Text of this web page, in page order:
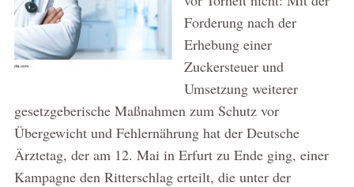
Forderung nach der
Erhebung einer
Zuckersteuer und
Umsetzung weiterer
gesetzgeberische Maßnahmen zum Schutz vor
Übergewicht und Fehlernährung hat der Deutsche
Ärztetag, der am 12. Mai in Erfurt zu Ende ging, einer
Kampagne den Ritterschlag erteilt, die unter der